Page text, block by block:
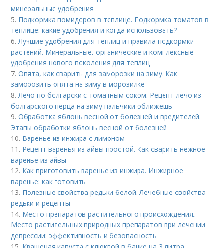
минеральные удобрения
5. Подкормка помидоров в теплице. Подкормка томатов в
теплице: какие удобрения и когда использовать?
6. Лучшие удобрения для теплиц и правила подкормки
растений. Минеральные, органические и комплексные
удобрения нового поколения для теплиц
7.Опята, как сварить для заморозки на зиму. Как
заморозить опята на зиму в морозилке
8. Лечо по болгарски с томатным соком. Рецепт лечо из
болгарского перца на зиму пальчики оближешь
9.Обработка яблонь весной от болезней и вредителей.
Этапы обработки яблонь весной от болезней
10. Варенье из инжира с лимоном
11. Рецепт варенья из айвы простой. Как сварить нежное
варенье из айвы
12. Как приготовить варенье из инжира. Инжирное
варенье: как готовить
13. Полезные свойства редьки белой. Лечебные свойства
редьки и рецепты
14. Место препаратов растительного происхождения..
Место растительных природных препаратов при лечении
депрессии: эффективность и безопасность
15. Квашеная капуста с клюквой в банке на 3 литра.